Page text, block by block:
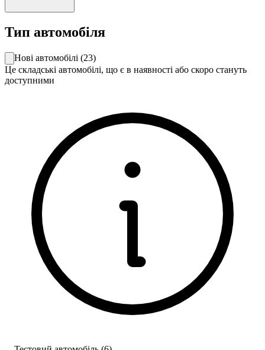
Тип автомобіля
Нові автомобілі (23)
Це складські автомобілі, що є в наявності або скоро стануть
доступними